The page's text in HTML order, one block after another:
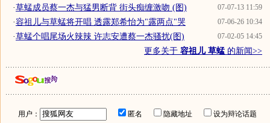
07-07-13 11:59
·草蜢成员蔡一杰与猛男断背 街头痴缠激吻 (图)
07-06-26 10:34
·容祖儿与草蜢将开唱 透露郑希怡为"露两点"哭
07-02-05 14:45
·草蜢个唱尾场火辣辣 许志安遭蔡一杰骚扰(图)
更多关于 容祖儿 草蜢 的新闻>>
用户： 匿名 隐藏地址
设为辩论话题